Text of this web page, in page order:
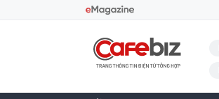
CafeBiz - Trang chủ